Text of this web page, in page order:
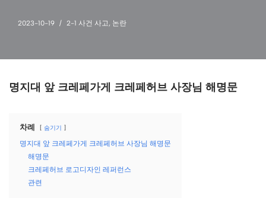
2023-10-19 2-1 사건 사고, 논란
명지대 앞 크레페가게 크레페허브 사장님 해명문
차례 숨기기
명지대 앞 크레페가게 크레페허브 사장님 해명문
해명문
크레페허브 로고디자인 레퍼런스
관련